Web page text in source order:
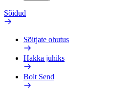
Sõidud
Sõitjate ohutus
Hakka juhiks
Bolt Send